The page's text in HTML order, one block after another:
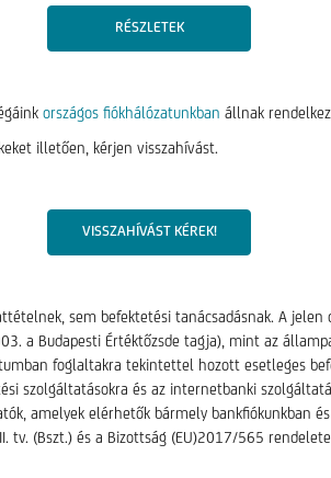
RÉSZLETEK
országos fiókhálózatunkban állnak
illetően, kérjen visszahívást.
VISSZAHÍVÁST KÉREK!
sem befektetési tanácsadásnak. A
a Budapesti Értéktőzsde tagja), mint az
foglaltakra tekintettel hozott esetleges
szolgáltatásokra és az internetbanki
amelyek elérhetők bármely bankfiókunkban
tv. (Bszt.) és a Bizottság (EU)2017/565